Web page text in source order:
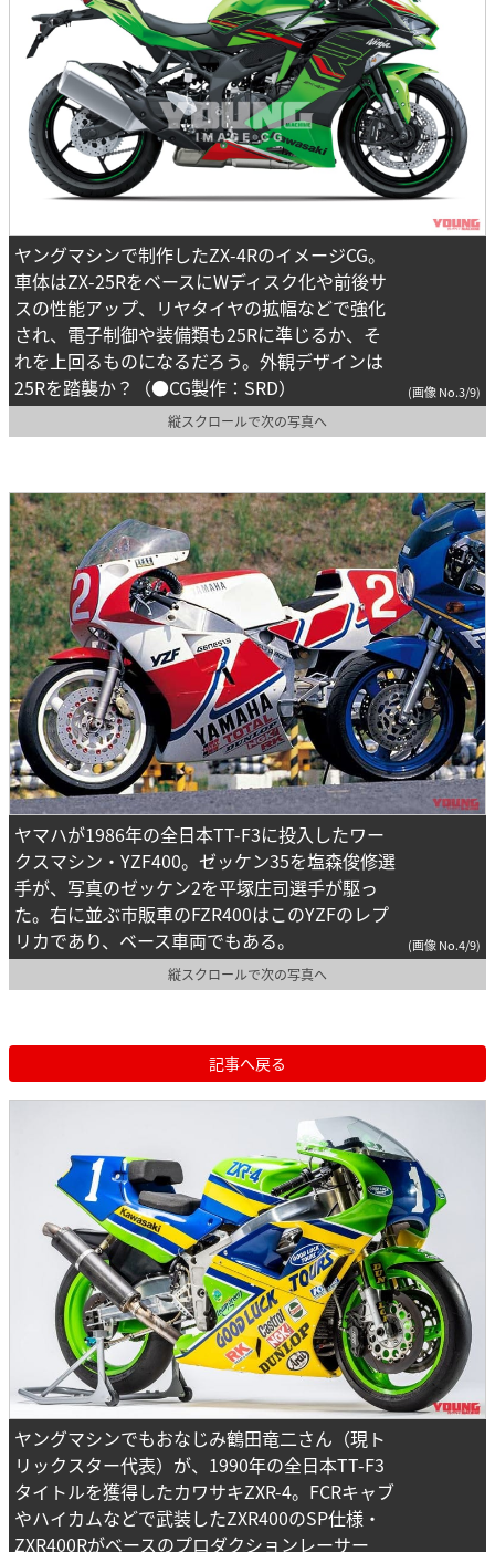
ヤングマシンで制作したZX-4RのイメージCG。
車体はZX-25RをベースにWディスク化や前後サ
スの性能アップ、リヤタイヤの拡幅などで強化
され、電子制御や装備類も25Rに準じるか、そ
れを上回るものになるだろう。外観デザインは
25Rを踏襲か？（●CG製作：SRD）
(画像 No.3/9)
縦スクロールで次の写真へ
ヤマハが1986年の全日本TT-F3に投入したワー
クスマシン・YZF400。ゼッケン35を塩森俊修選
手が、写真のゼッケン2を平塚庄司選手が駆っ
た。右に並ぶ市販車のFZR400はこのYZFのレプ
リカであり、ベース車両でもある。
(画像 No.4/9)
縦スクロールで次の写真へ
記事へ戻る
ヤングマシンでもおなじみ鶴田竜二さん（現ト
リックスター代表）が、1990年の全日本TT-F3
タイトルを獲得したカワサキZXR-4。FCRキャブ
やハイカムなどで武装したZXR400のSP仕様・
ZXR400Rがベースのプロダクションレーサー